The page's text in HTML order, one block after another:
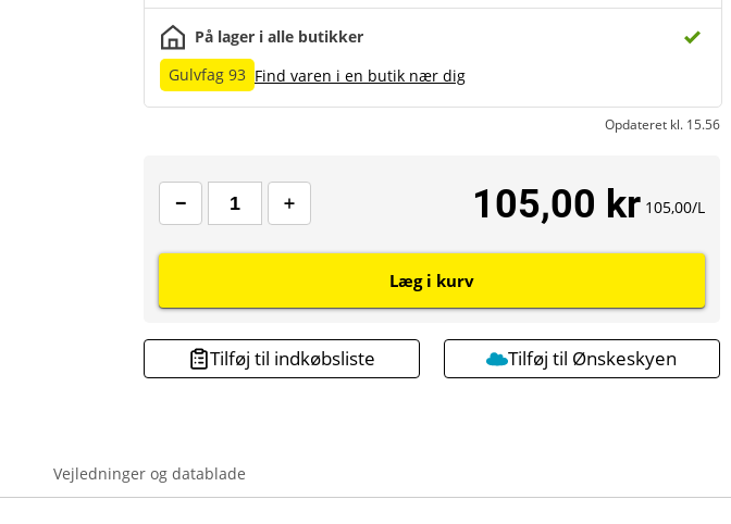
På lager i alle butikker
Gulvfag 93 Find varen i en butik nær dig
Opdateret kl. 15.56
105,00 kr 105,00/L
Læg i kurv
Tilføj til indkøbsliste Tilføj til Ønskeskyen
Vejledninger og datablade